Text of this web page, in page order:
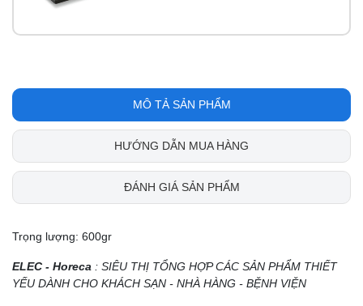
MÔ TẢ SẢN PHẨM
HƯỚNG DẪN MUA HÀNG
ĐÁNH GIÁ SẢN PHẨM
Trọng lượng: 600gr
ELEC - Horeca : SIÊU THỊ TỔNG HỢP CÁC SẢN PHẨM THIẾT
YẾU DÀNH CHO KHÁCH SẠN - NHÀ HÀNG - BỆNH VIỆN